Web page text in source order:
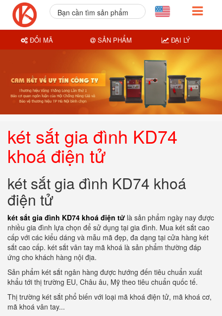
két sắt gia đình KD74
khoá điện tử
két sắt gia đình KD74 khoá
điện tử
két sắt gia đình KD74 khoá điện tử là sản phẩm ngày nay được
nhiều gia đình lựa chọn để sử dụng tại gia đình. Mua két sắt cao
cấp với các kiểu dáng và mẫu mã đẹp, đa dạng tại cửa hàng két
sắt cao cấp. két sắt vân tay mã khoá là sản phẩm thường đáp
ứng cho khách hàng nội địa.
Sản phẩm két sắt ngân hàng được hướng đến tiêu chuẩn xuất
khẩu tới thị trường EU, Châu âu, Mỹ theo tiêu chuẩn quốc tế.
Thị trường két sắt phổ biến với loại mã khoá điện tử, mã khoá cơ,
mã khoá vân tay...
Bạn cần tìm sản phẩm
ĐỔI MÃ SẢN PHẨM ĐẠI LÝ